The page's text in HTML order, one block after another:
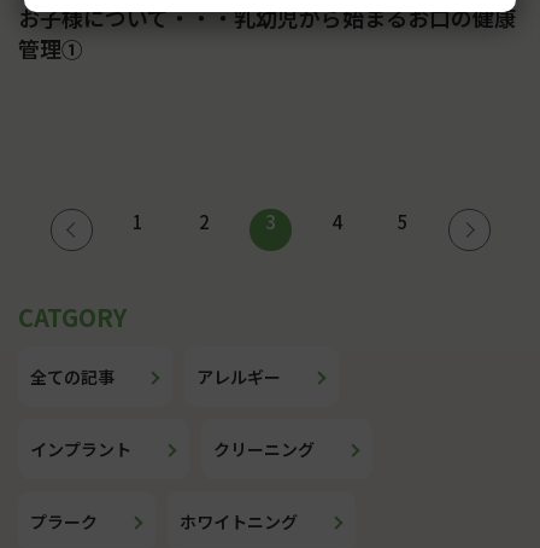
お子様について・・・乳幼児から始まるお口の健康
管理①
の
ー
ジ
り
1 2 3 4 5
全ての記事 アレルギー
インプラント クリーニング
プラーク ホワイトニング